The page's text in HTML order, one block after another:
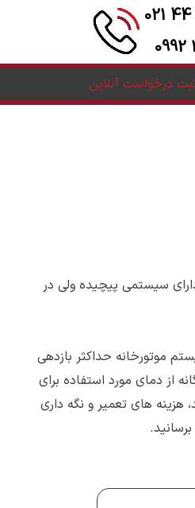
درخواست آنلاین
سیستمی پیچیده ولی در
موتورخانه حداکثر بازدهی
از دمای مورد استفاده برای
هزینه های تعمیر و نگه داری